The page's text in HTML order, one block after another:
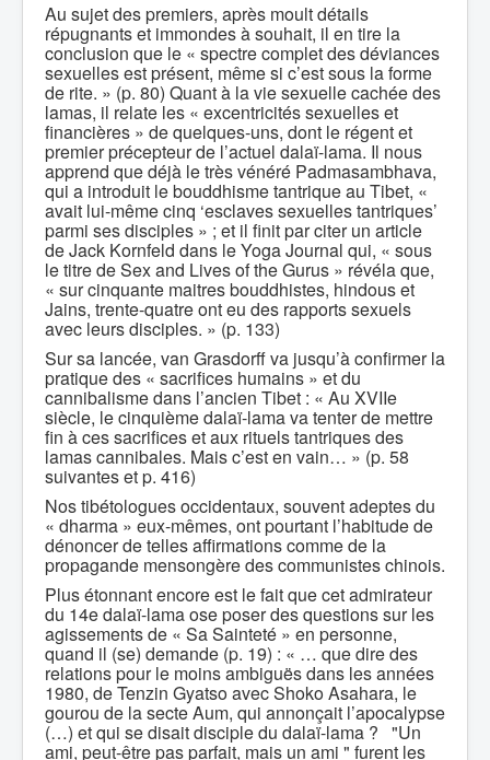
Au sujet des premiers, après moult détails
répugnants et immondes à souhait, il en tire la
conclusion que le « spectre complet des déviances
sexuelles est présent, même si c’est sous la forme
de rite. » (p. 80) Quant à la vie sexuelle cachée des
lamas, il relate les « excentricités sexuelles et
financières » de quelques-uns, dont le régent et
premier précepteur de l’actuel dalaï-lama. Il nous
apprend que déjà le très vénéré Padmasambhava,
qui a introduit le bouddhisme tantrique au Tibet, «
avait lui-même cinq ‘esclaves sexuelles tantriques’
parmi ses disciples » ; et il finit par citer un article
de Jack Kornfeld dans le Yoga Journal qui, « sous
le titre de Sex and Lives of the Gurus » révéla que,
« sur cinquante maitres bouddhistes, hindous et
Jains, trente-quatre ont eu des rapports sexuels
avec leurs disciples. » (p. 133)
Sur sa lancée, van Grasdorff va jusqu’à confirmer la
pratique des « sacrifices humains » et du
cannibalisme dans l’ancien Tibet : « Au XVIIe
siècle, le cinquième dalaï-lama va tenter de mettre
fin à ces sacrifices et aux rituels tantriques des
lamas cannibales. Mais c’est en vain… » (p. 58
suivantes et p. 416)
Nos tibétologues occidentaux, souvent adeptes du
« dharma » eux-mêmes, ont pourtant l’habitude de
dénoncer de telles affirmations comme de la
propagande mensongère des communistes chinois.
Plus étonnant encore est le fait que cet admirateur
du 14e dalaï-lama ose poser des questions sur les
agissements de « Sa Sainteté » en personne,
quand il (se) demande (p. 19) : « … que dire des
relations pour le moins ambiguës dans les années
1980, de Tenzin Gyatso avec Shoko Asahara, le
gourou de la secte Aum, qui annonçait l’apocalypse
(…) et qui se disait disciple du dalaï-lama ? "Un
ami, peut-être pas parfait, mais un ami " furent les